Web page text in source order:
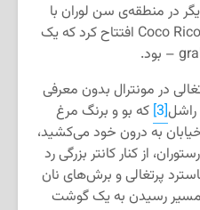
دیگر در منطقه‌ی سن لوران با
نام‌های Jano و دیگری به نام Coco Rico افتتاح کرد که یک
در مونترال بدون معرفی
[3]
که بو و برنگ مرغ
به درون خود می‌کشید،
از کنار کانتر بزرگی رد
پرتغالی و برش‌های نان
مسیر رسیدن به یک گوشت